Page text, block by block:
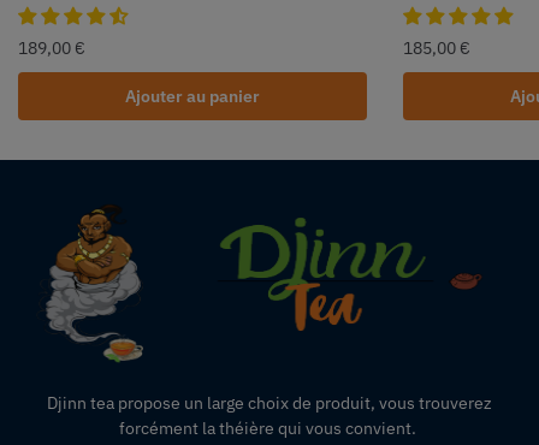
189,00 €
Ajouter au panier
185,00 €
Djinn tea propose un large choix de produit, vous trouverez
forcément la théière qui vous convient.